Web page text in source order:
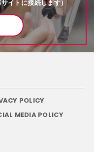
イトに接続します）
POLICY
MEDIA POLICY